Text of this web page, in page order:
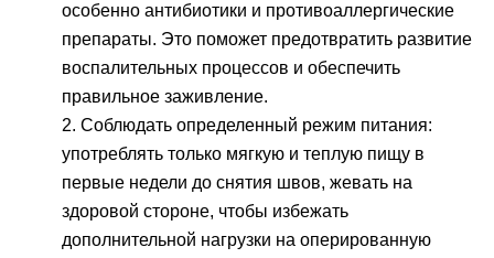
особенно антибиотики и противоаллергические
препараты. Это поможет предотвратить развитие
воспалительных процессов и обеспечить
правильное заживление.
Соблюдать определенный режим питания:
употреблять только мягкую и теплую пищу в
первые недели до снятия швов, жевать на
здоровой стороне, чтобы избежать
дополнительной нагрузки на оперированную